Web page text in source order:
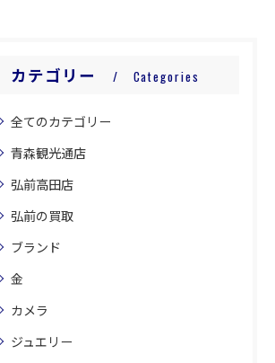
カテゴリー Categories
全てのカテゴリー
青森観光通店
弘前高田店
弘前の買取
ブランド
金
カメラ
ジュエリー